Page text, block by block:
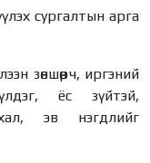
сургалтын арга
зөвшөөрч, иргэний
ёс зүйтэй,
эв нэгдлийг